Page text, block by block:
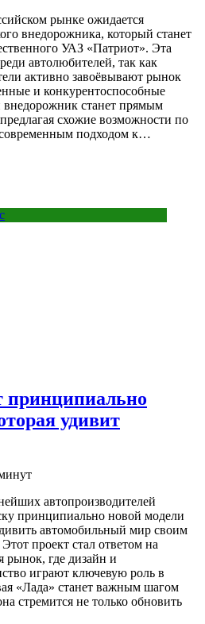
рынке ожидается
внедорожника, который станет
УАЗ «Патриот». Эта
автолюбителей, так как
активно завоёвывают рынок
и конкурентоспособные
станет прямым
схожие возможности по
подходом к…
принципиально
удивит
автопроизводителей
принципиально новой модели
автомобильный мир своим
проект стал ответом на
рынок, где дизайн и
играют ключевую роль в
«Лада» станет важным шагом
стремится не только обновить